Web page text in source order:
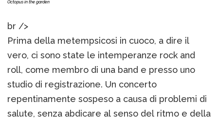
Octopus in the garden
br />
Prima della metempsicosi in cuoco, a dire il
vero, ci sono state le intemperanze rock and
roll, come membro di una band e presso uno
studio di registrazione. Un concerto
repentinamente sospeso a causa di problemi di
salute, senza abdicare al senso del ritmo e della